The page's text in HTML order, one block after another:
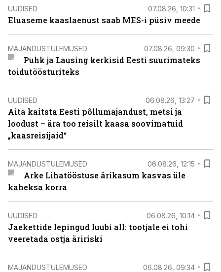
UUDISED 07.08.26, 10:31
Eluaseme kaaslaenust saab MES-i püsiv meede
MAJANDUSTULEMUSED 07.08.26, 09:30
Puhk ja Lausing kerkisid Eesti suurimateks
toidutöösturiteks
UUDISED 06.08.26, 13:27
Aita kaitsta Eesti põllumajandust, metsi ja
loodust – ära too reisilt kaasa soovimatuid
„kaasreisijaid“
MAJANDUSTULEMUSED 06.08.26, 12:15
Arke Lihatööstuse ärikasum kasvas üle
kaheksa korra
UUDISED 06.08.26, 10:14
Jaekettide lepingud luubi all: tootjale ei tohi
veeretada ostja äririski
MAJANDUSTULEMUSED 06.08.26, 09:34